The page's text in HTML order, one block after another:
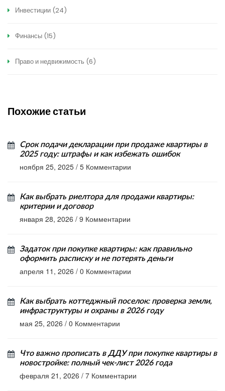
Инвестиции (24)
Финансы (15)
Право и недвижимость (6)
Похожие статьи
Срок подачи декларации при продаже квартиры в
2025 году: штрафы и как избежать ошибок
ноября 25, 2025 / 5 Комментарии
Как выбрать риелтора для продажи квартиры:
критерии и договор
января 28, 2026 / 9 Комментарии
Задаток при покупке квартиры: как правильно
оформить расписку и не потерять деньги
апреля 11, 2026 / 0 Комментарии
Как выбрать коттеджный поселок: проверка земли,
инфраструктуры и охраны в 2026 году
мая 25, 2026 / 0 Комментарии
Что важно прописать в ДДУ при покупке квартиры в
новостройке: полный чек-лист 2026 года
февраля 21, 2026 / 7 Комментарии